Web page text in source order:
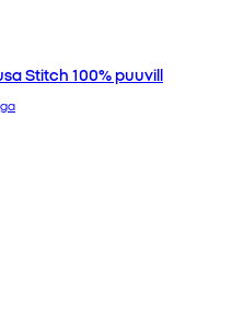
Stitch 100% puuvill